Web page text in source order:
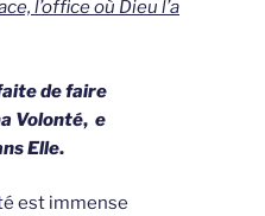
l’office où Dieu l’a
de faire
Volonté, e
Elle.
est immense